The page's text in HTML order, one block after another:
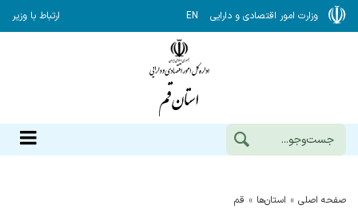
وزارت امور اقتصادی و دارایی EN ارتباط با وزیر
صفحه اصلی استان‌ها قم